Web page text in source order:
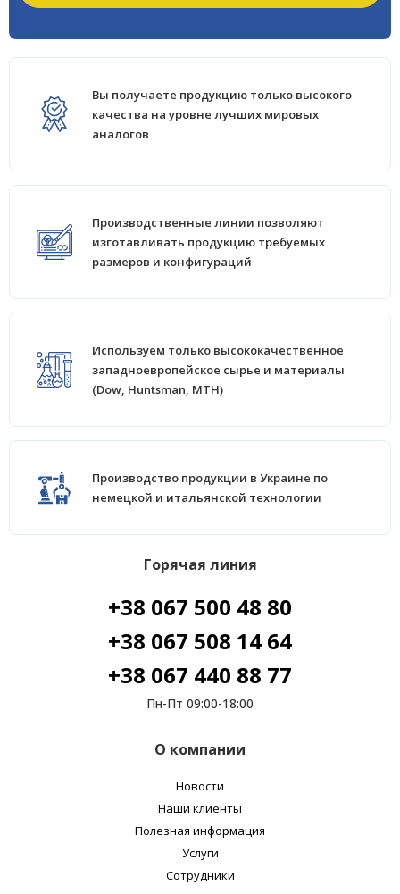
Вы получаете продукцию только высокого
качества на уровне лучших мировых
аналогов
Производственные линии позволяют
изготавливать продукцию требуемых
размеров и конфигураций
Используем только высококачественное
западноевропейское сырье и материалы
(Dow, Huntsman, MTH)
Производство продукции в Украине по
немецкой и итальянской технологии
Горячая линия
+38 067 500 48 80
+38 067 508 14 64
+38 067 440 88 77
Пн-Пт 09:00-18:00
О компании
Новости
Наши клиенты
Полезная информация
Услуги
Сотрудники